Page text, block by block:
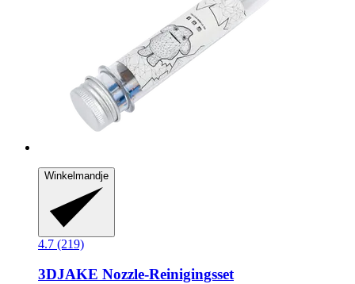
Winkelmandje
4.7 (219)
3DJAKE Nozzle-​Reinigingsset